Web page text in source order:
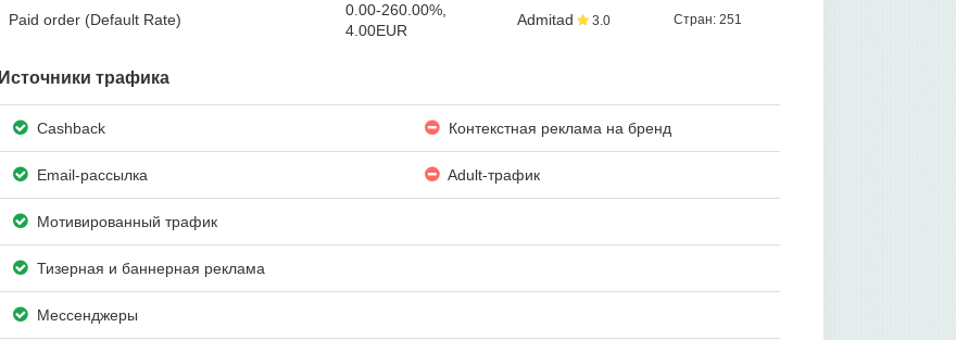
Paid order (Default Rate)
0.00-260.00%,
4.00EUR
Admitad 3.0 Стран: 251
Источники трафика
Cashback Контекстная реклама на бренд
Email-рассылка Adult-трафик
Мотивированный трафик
Тизерная и баннерная реклама
Мессенджеры